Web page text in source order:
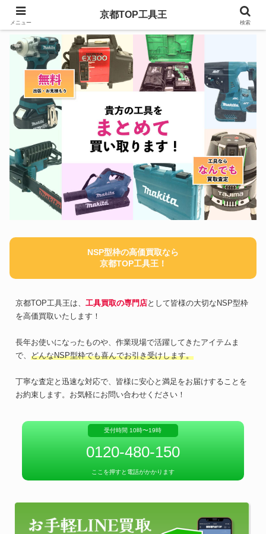
NSP型枠の高価買取なら
京都TOP工具王！
京都TOP工具王は、 工具買取の専門店として皆様の大切なNSP型枠
を高価買取いたします！
長年お使いになったものや、作業現場で活躍してきたアイテムま
で、 どんなNSP型枠でも喜んでお引き受けします。
丁寧な査定と迅速な対応で、皆様に安心と満足をお届けすることを
お約束します。お気軽にお問い合わせください！
受付時間 10時〜19時
0120-480-150
ここを押すと電話がかかります
メニュー
京都TOP工具王
検索